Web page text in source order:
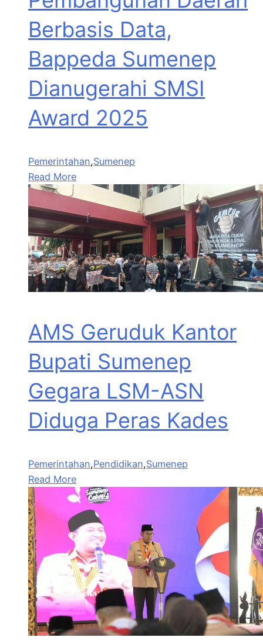
Berbasis Data,
Bappeda Sumenep
Dianugerahi SMSI
Award 2025
Pemerintahan,Sumenep
Read More
AMS Geruduk Kantor
Bupati Sumenep
Gegara LSM-ASN
Diduga Peras Kades
Pemerintahan,Pendidikan,Sumenep
Read More